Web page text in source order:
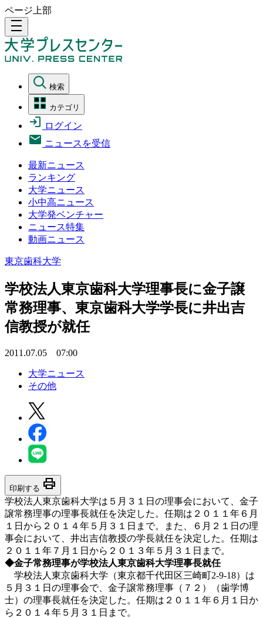
ページ上部
density_medium
検索
カテゴリ
ログイン
ニュースを受信
最新ニュース
ランキング
大学ニュース
小中高ニュース
大学発ベンチャー
ニュース特集
動画ニュース
東京歯科大学
学校法人東京歯科大学理事長に金子譲
常務理事、東京歯科大学学長に井出吉
信教授が就任
2011.07.05 07:00
大学ニュース
その他
印刷する print
学校法人東京歯科大学は５月３１日の理事会において、金子
譲常務理事の理事長就任を決定した。任期は２０１１年６月
１日から２０１４年５月３１日まで。また、６月２１日の理
事会において、井出吉信教授の学長就任を決定した。任期は
２０１１年７月１日から２０１３年５月３１日まで。
◆金子常務理事が学校法人東京歯科大学理事長就任
学校法人東京歯科大学（東京都千代田区三崎町2-9-18）は
５月３１日の理事会で、金子譲常務理事（７２）（歯学博
士）の理事長就任を決定した。任期は２０１１年６月１日か
ら２０１４年５月３１日まで。